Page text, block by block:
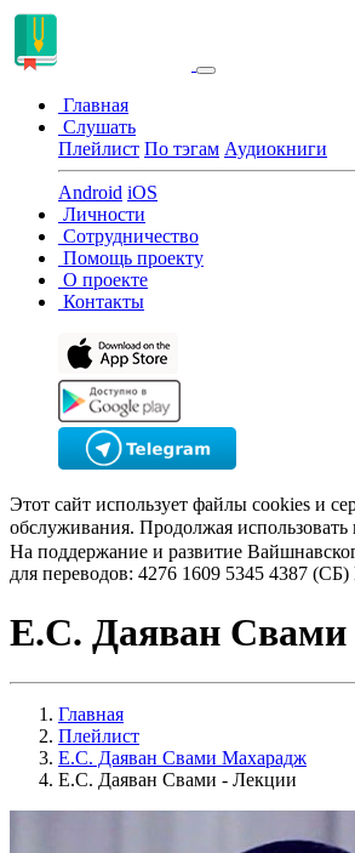
Главная
Слушать
Плейлист По тэгам Аудиокниги
Android iOS
Личности
Сотрудничество
Помощь проекту
О проекте
Контакты
Этот сайт использует файлы cookies и
обслуживания. Продолжая
На поддержание и развитие
для переводов: 4276 1609 5345 4387
Е.С. Даяван
Главная
Плейлист
Е.С. Даяван Свами Махарадж
Е.С. Даяван Свами - Лекции